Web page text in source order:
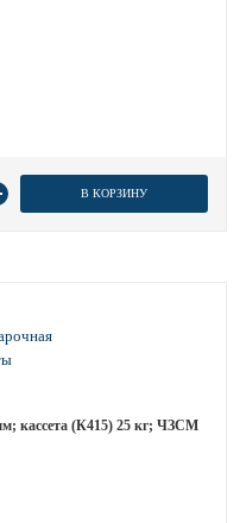
В КОРЗИНУ
кассета (К415) 25 кг; ЧЗСМ